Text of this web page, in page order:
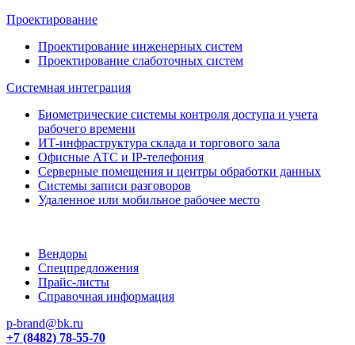
Проектирование
Проектирование инженерных систем
Проектирование слаботочных систем
Системная интеграция
Биометрические системы контроля доступа и учета
рабочего времени
ИТ-инфраструктура склада и торгового зала
Офисные АТС и IP-телефония
Серверные помещения и центры обработки данных
Системы записи разговоров
Удаленное или мобильное рабочее место
Вендоры
Спецпредложения
Прайс-листы
Справочная информация
p-brand@bk.ru
+7 (8482) 78-55-70